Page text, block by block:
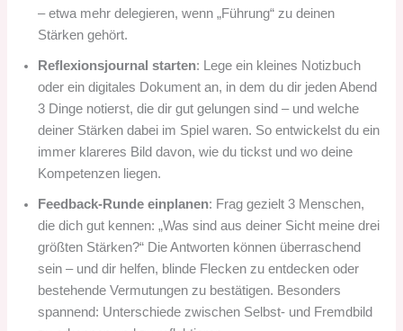
– etwa mehr delegieren, wenn „Führung“ zu deinen
Stärken gehört.
Reflexionsjournal starten: Lege ein kleines Notizbuch
oder ein digitales Dokument an, in dem du dir jeden Abend
3 Dinge notierst, die dir gut gelungen sind – und welche
deiner Stärken dabei im Spiel waren. So entwickelst du ein
immer klareres Bild davon, wie du tickst und wo deine
Kompetenzen liegen.
Feedback-Runde einplanen: Frag gezielt 3 Menschen,
die dich gut kennen: „Was sind aus deiner Sicht meine drei
größten Stärken?“ Die Antworten können überraschend
sein – und dir helfen, blinde Flecken zu entdecken oder
bestehende Vermutungen zu bestätigen. Besonders
spannend: Unterschiede zwischen Selbst- und Fremdbild